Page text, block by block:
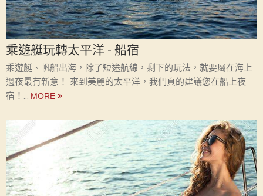
乘遊艇玩轉太平洋 - 船宿
乘遊艇、帆船出海，除了短途航線，剩下的玩法，就要屬在海上
過夜最有新意！ 來到美麗的太平洋，我們真的建議您在船上夜
宿！...